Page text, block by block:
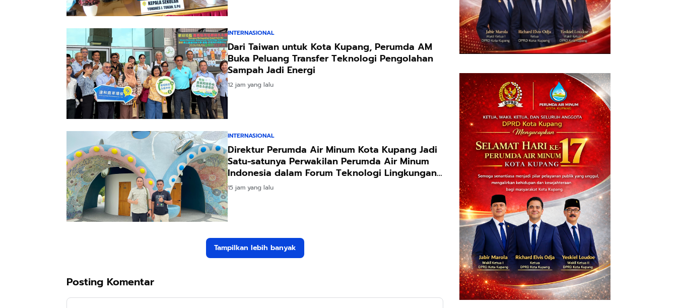
INTERNASIONAL
Dari Taiwan untuk Kota Kupang, Perumda AM
Buka Peluang Transfer Teknologi Pengolahan
Sampah Jadi Energi
12 jam yang lalu
INTERNASIONAL
Direktur Perumda Air Minum Kota Kupang Jadi
Satu-satunya Perwakilan Perumda Air Minum
Indonesia dalam Forum Teknologi Lingkungan
di Taiwan
15 jam yang lalu
Tampilkan lebih banyak
Posting Komentar